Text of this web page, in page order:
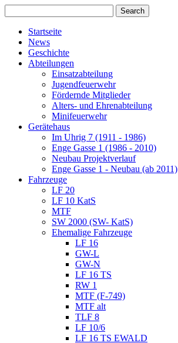
Startseite
News
Geschichte
Abteilungen
Einsatzabteilung
Jugendfeuerwehr
Fördernde Mitglieder
Alters- und Ehrenabteilung
Minifeuerwehr
Gerätehaus
Im Uhrig 7 (1911 - 1986)
Enge Gasse 1 (1986 - 2010)
Neubau Projektverlauf
Enge Gasse 1 - Neubau (ab 2011)
Fahrzeuge
LF 20
LF 10 KatS
MTF
SW 2000 (SW- KatS)
Ehemalige Fahrzeuge
LF 16
GW-L
GW-N
LF 16 TS
RW 1
MTF (F-749)
MTF alt
TLF 8
LF 10/6
LF 16 TS EWALD